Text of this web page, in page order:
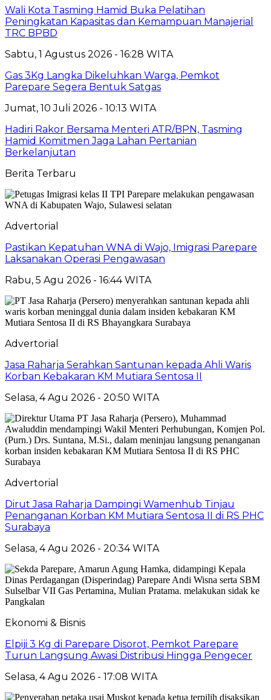
Wali Kota Tasming Hamid Buka Pelatihan
Peningkatan Kapasitas dan Kemampuan Manajerial
TRC BPBD
Sabtu, 1 Agustus 2026 - 16:28 WITA
Gas 3Kg Langka Dikeluhkan Warga, Pemkot
Parepare Segera Bentuk Satgas
Jumat, 10 Juli 2026 - 10:13 WITA
Hadiri Rakor Bersama Menteri ATR/BPN, Tasming
Hamid Komitmen Jaga Lahan Pertanian
Berkelanjutan
Berita Terbaru
Advertorial
Pastikan Kepatuhan WNA di Wajo, Imigrasi Parepare
Laksanakan Operasi Pengawasan
Rabu, 5 Agu 2026 - 16:44 WITA
Advertorial
Jasa Raharja Serahkan Santunan kepada Ahli Waris
Korban Kebakaran KM Mutiara Sentosa II
Selasa, 4 Agu 2026 - 20:50 WITA
Advertorial
Dirut Jasa Raharja Dampingi Wamenhub Tinjau
Penanganan Korban KM Mutiara Sentosa II di RS PHC
Surabaya
Selasa, 4 Agu 2026 - 20:34 WITA
Ekonomi & Bisnis
Elpiji 3 Kg di Parepare Disorot, Pemkot Parepare
Turun Langsung Awasi Distribusi Hingga Pengecer
Selasa, 4 Agu 2026 - 17:08 WITA